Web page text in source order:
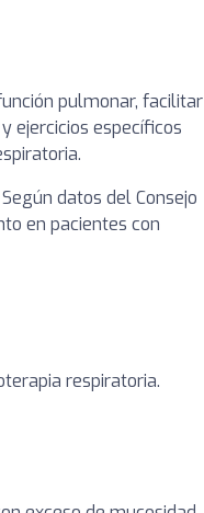
pulmonar, facilitar
ejercicios específicos
datos del Consejo
en pacientes con
respiratoria.